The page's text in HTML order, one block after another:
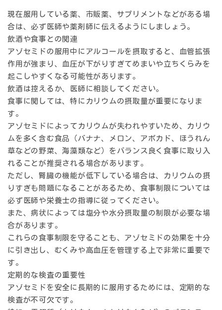
現在服用している薬、市販薬、サプリメントなどがある場
合は、必ず医師や薬剤師に伝えるようにしましょう。
飲酒や食事との関連
アゾセミドの服用中にアルコールを摂取すると、血管拡張
作用が強まり、血圧が下がりすぎてめまいや立ちくらみを
起こしやすくなる可能性があります。
飲酒は控えるか、医師に相談してください。
食事に関しては、特にカリウムの摂取量が重要になりま
す。
アゾセミドによってカリウムが失われやすいため、カリウ
ムを多く含む食品（バナナ、メロン、アボカド、ほうれん
草などの野菜、海藻類など）をバランス良く食事に取り入
れることが推奨される場合があります。
ただし、腎臓の機能が低下している場合は、カリウムの摂
りすぎも問題になることがあるため、食事制限については
必ず医師や栄養士の指導に従ってください。
また、病状によっては塩分や水分摂取量の制限が必要な場
合があります。
これらの食事制限を守ることも、アゾセミドの効果を十分
に引き出し、むくみや高血圧を管理する上で非常に重要で
す。
定期的な検査の重要性
アゾセミドを安全に長期的に服用するためには、定期的な
検査が不可欠です。